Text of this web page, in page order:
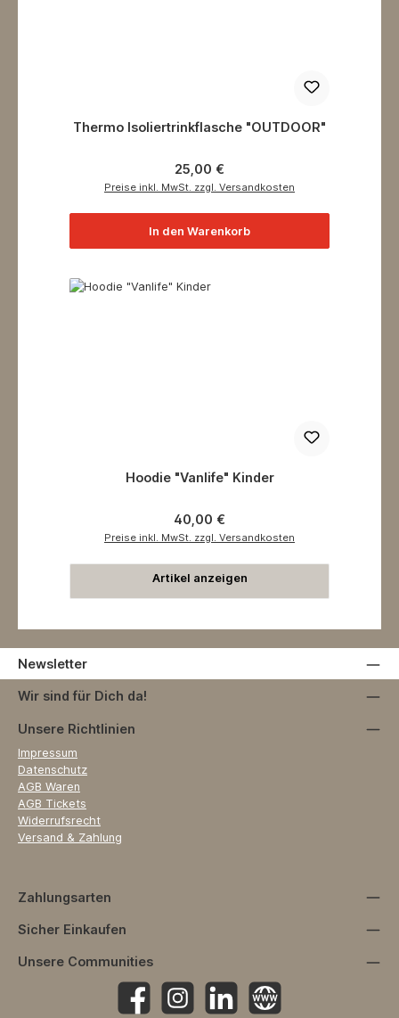
Thermo Isoliertrinkflasche "OUTDOOR"
Regulärer Preis:
25,00 €
Preise inkl. MwSt. zzgl. Versandkosten
In den Warenkorb
Hoodie "Vanlife" Kinder
Regulärer Preis:
40,00 €
Preise inkl. MwSt. zzgl. Versandkosten
Artikel anzeigen
Newsletter
Wir sind für Dich da!
Unsere Richtlinien
Impressum
Datenschutz
AGB Waren
AGB Tickets
Widerrufsrecht
Versand & Zahlung
Zahlungsarten
Sicher Einkaufen
Unsere Communities
Facebook Instagramhttps://www.linkedin.com/
Website